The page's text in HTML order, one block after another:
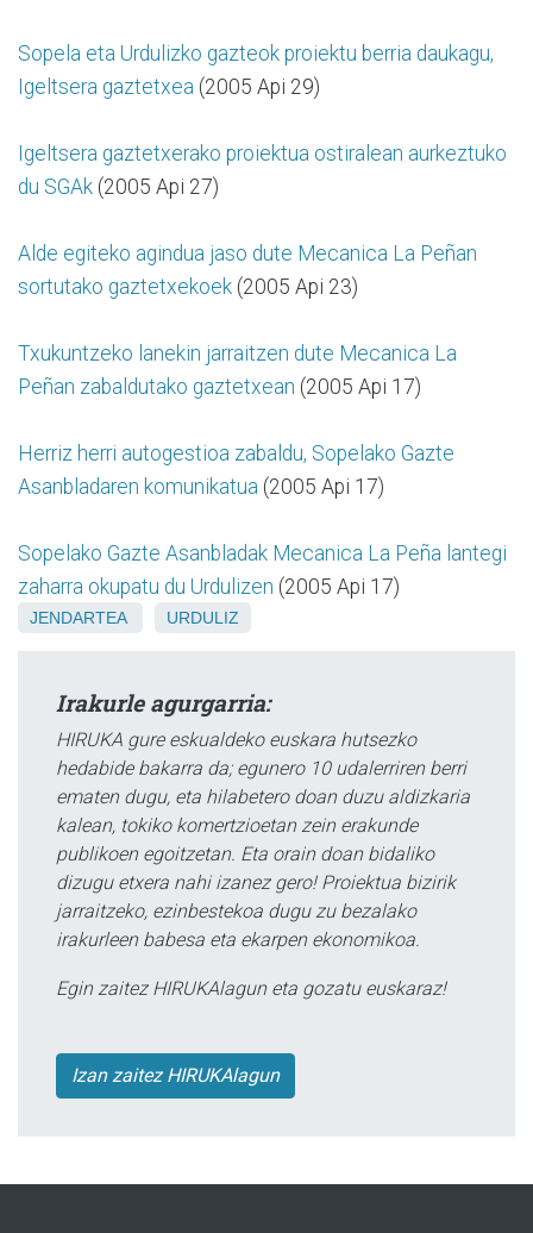
Sopela eta Urdulizko gazteok proiektu berria daukagu,
Igeltsera gaztetxea (2005 Api 29)
Igeltsera gaztetxerako proiektua ostiralean aurkeztuko
du SGAk (2005 Api 27)
Alde egiteko agindua jaso dute Mecanica La Peñan
sortutako gaztetxekoek (2005 Api 23)
Txukuntzeko lanekin jarraitzen dute Mecanica La
Peñan zabaldutako gaztetxean (2005 Api 17)
Herriz herri autogestioa zabaldu, Sopelako Gazte
Asanbladaren komunikatua (2005 Api 17)
Sopelako Gazte Asanbladak Mecanica La Peña lantegi
zaharra okupatu du Urdulizen (2005 Api 17)
JENDARTEA URDULIZ
Irakurle agurgarria:
HIRUKA gure eskualdeko euskara hutsezko
hedabide bakarra da; egunero 10 udalerriren berri
ematen dugu, eta hilabetero doan duzu aldizkaria
kalean, tokiko komertzioetan zein erakunde
publikoen egoitzetan. Eta orain doan bidaliko
dizugu etxera nahi izanez gero! Proiektua bizirik
jarraitzeko, ezinbestekoa dugu zu bezalako
irakurleen babesa eta ekarpen ekonomikoa.
Egin zaitez HIRUKAlagun eta gozatu euskaraz!
Izan zaitez HIRUKAlagun